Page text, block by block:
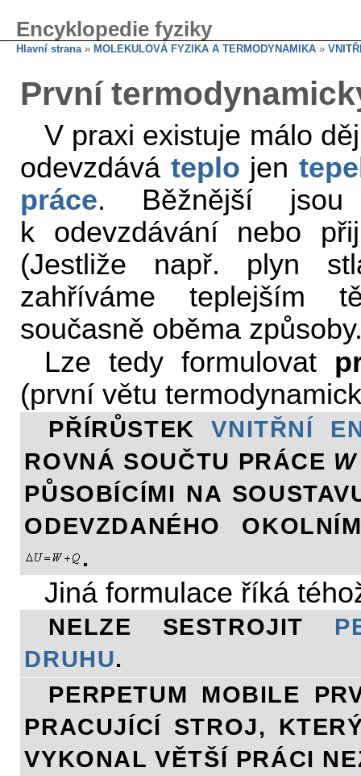
Encyklopedie fyziky
Hlavní strana» MOLEKULOVÁ FYZIKA A TERMODYNAMIKA »
První
V praxi existuje málo
odevzdává teplo jen
práce. Běžnější
k odevzdávání nebo
(Jestliže např. plyn
zahříváme teplejším
současně oběma
Lze tedy formulovat
(první větu
PŘÍRŮSTEKVNITŘNÍ
ROVNÁ SOUČTU PRÁCE W
PŮSOBÍCÍMI NA
ODEVZDANÉHO
.
Jiná formulace říká
NELZE SESTROJIT
DRUHU.
PERPETUM MOBILE
PRACUJÍCÍ STROJ,
VYKONAL VĚTŠÍ PRÁCI